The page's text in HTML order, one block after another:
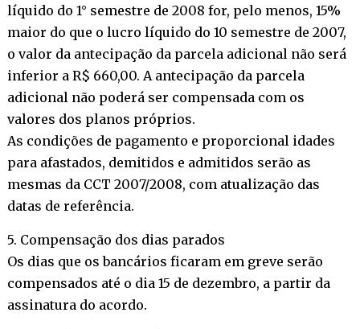
líquido do 1° semestre de 2008 for, pelo menos, 15%
maior do que o lucro líquido do 10 semestre de 2007,
o valor da antecipação da parcela adicional não será
inferior a R$ 660,00. A antecipação da parcela
adicional não poderá ser compensada com os
valores dos planos próprios.
As condições de pagamento e proporcional idades
para afastados, demitidos e admitidos serão as
mesmas da CCT 2007/2008, com atualização das
datas de referência.
5. Compensação dos dias parados
Os dias que os bancários ficaram em greve serão
compensados até o dia 15 de dezembro, a partir da
assinatura do acordo.